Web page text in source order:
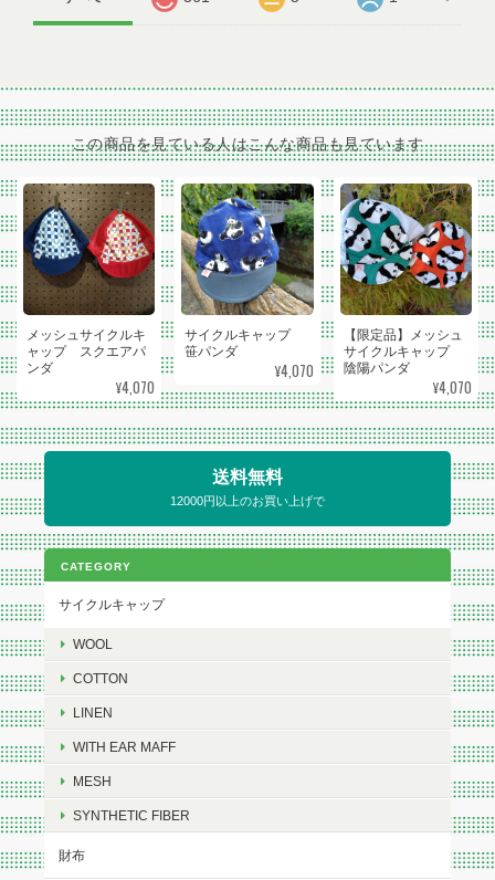
この商品を見ている人はこんな商品も見ています
メッシュサイクルキ
ャップ スクエアパ
ンダ
¥4,070
サイクルキャップ
笹パンダ
¥4,070
【限定品】メッシュ
サイクルキャップ
陰陽パンダ
¥4,070
送料無料
12000円以上のお買い上げで
CATEGORY
サイクルキャップ
WOOL
COTTON
LINEN
WITH EAR MAFF
MESH
SYNTHETIC FIBER
財布